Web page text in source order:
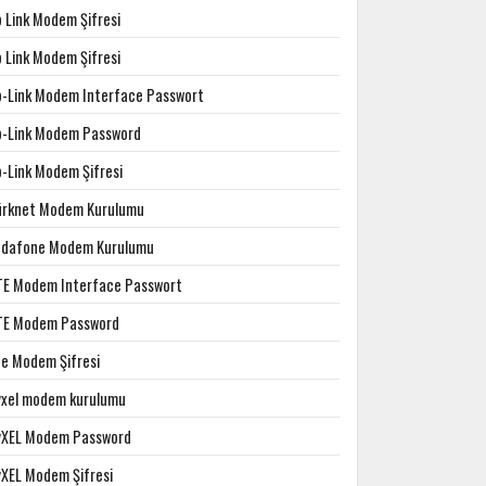
Link Modem Şifresi
Link Modem Şifresi
Link Modem Interface Passwort
Link Modem Password
Link Modem Şifresi
Modem Kurulumu
Modem Kurulumu
Modem Interface Passwort
Modem Password
Modem Şifresi
modem kurulumu
Modem Password
Modem Şifresi